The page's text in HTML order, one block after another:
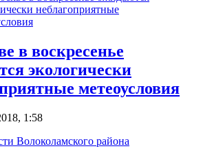
в воскресенье
экологически
метеоусловия
1:58